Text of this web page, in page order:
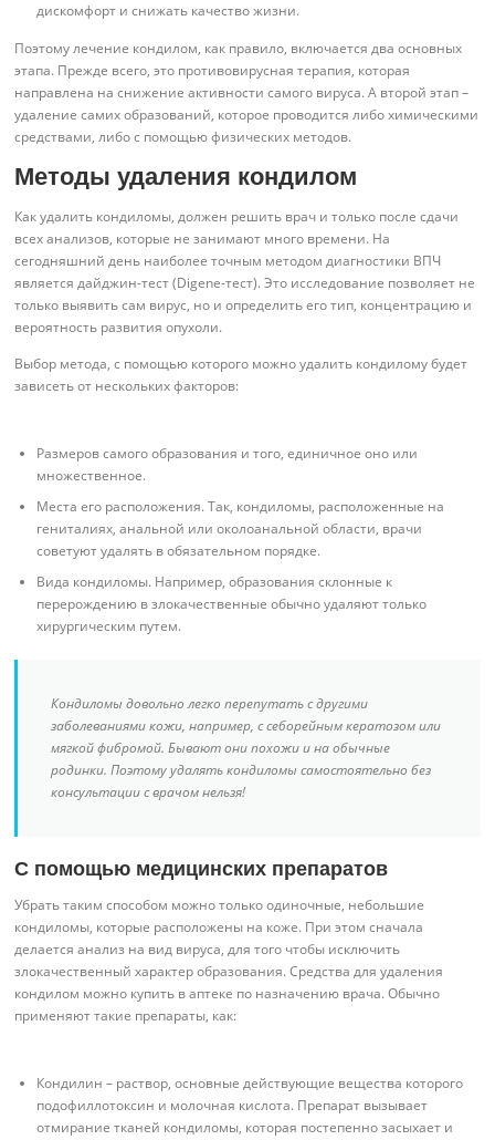
дискомфорт и снижать качество жизни.
Поэтому лечение кондилом, как правило, включается два основных
этапа. Прежде всего, это противовирусная терапия, которая
направлена на снижение активности самого вируса. А второй этап –
удаление самих образований, которое проводится либо химическими
средствами, либо с помощью физических методов.
Методы удаления кондилом
Как удалить кондиломы, должен решить врач и только после сдачи
всех анализов, которые не занимают много времени. На
сегодняшний день наиболее точным методом диагностики ВПЧ
является дайджин-тест (Digene-тест). Это исследование позволяет не
только выявить сам вирус, но и определить его тип, концентрацию и
вероятность развития опухоли.
Выбор метода, с помощью которого можно удалить кондилому будет
зависеть от нескольких факторов:
Размеров самого образования и того, единичное оно или
множественное.
Места его расположения. Так, кондиломы, расположенные на
гениталиях, анальной или околоанальной области, врачи
советуют удалять в обязательном порядке.
Вида кондиломы. Например, образования склонные к
перерождению в злокачественные обычно удаляют только
хирургическим путем.
Кондиломы довольно легко перепутать с другими
заболеваниями кожи, например, с себорейным кератозом или
мягкой фибромой. Бывают они похожи и на обычные
родинки. Поэтому удалять кондиломы самостоятельно без
консультации с врачом нельзя!
С помощью медицинских препаратов
Убрать таким способом можно только одиночные, небольшие
кондиломы, которые расположены на коже. При этом сначала
делается анализ на вид вируса, для того чтобы исключить
злокачественный характер образования. Средства для удаления
кондилом можно купить в аптеке по назначению врача. Обычно
применяют такие препараты, как:
Кондилин – раствор, основные действующие вещества которого
подофиллотоксин и молочная кислота. Препарат вызывает
отмирание тканей кондиломы, которая постепенно засыхает и